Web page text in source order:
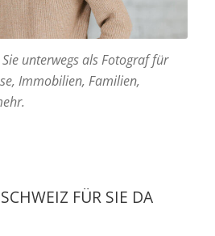
unterwegs als Fotograf für
Immobilien, Familien,
FÜR SIE DA